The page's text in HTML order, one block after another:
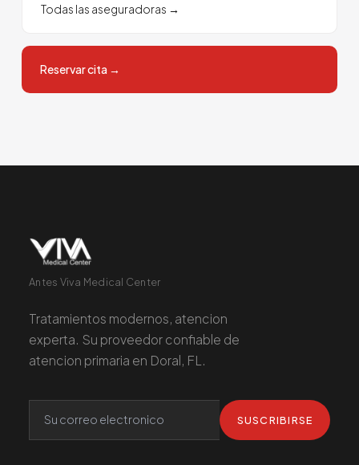
Todas las aseguradoras →
Reservar cita →
Antes Viva Medical Center
Tratamientos modernos, atencion
experta. Su proveedor confiable de
atencion primaria en Doral, FL.
SUSCRIBIRSE